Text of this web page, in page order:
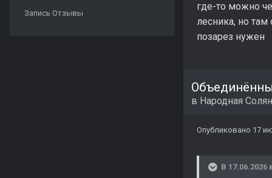
Запись Отзывы
где-то можно
лесника, но там
позарез нужен
в Народная
Опубликовано 17
В 17.06.2026